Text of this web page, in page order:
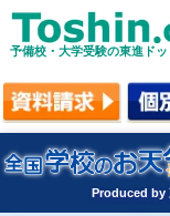
予備校・大学受験の東進ド
Produced by